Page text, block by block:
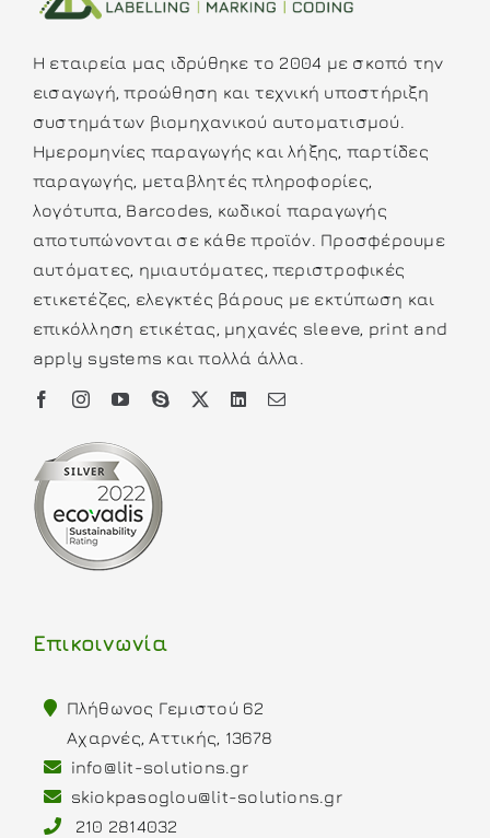
Η εταιρεία μας ιδρύθηκε το 2004 με σκοπό την
εισαγωγή, προώθηση και τεχνική υποστήριξη
συστημάτων βιομηχανικού αυτοματισμού.
Ημερομηνίες παραγωγής και λήξης, παρτίδες
παραγωγής, μεταβλητές πληροφορίες,
λογότυπα, Barcodes, κωδικοί παραγωγής
αποτυπώνονται σε κάθε προϊόν. Προσφέρουμε
αυτόματες, ημιαυτόματες, περιστροφικές
ετικετέζες, ελεγκτές βάρους με εκτύπωση και
επικόλληση ετικέτας, μηχανές sleeve, print and
apply systems και πολλά άλλα.
Επικοινωνία
Πλήθωνος Γεμιστού 62
Αχαρνές, Αττικής, 13678
info@lit-solutions.gr
skiokpasoglou@lit-solutions.gr
210 2814032